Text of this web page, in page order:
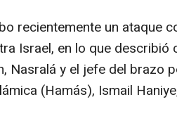
recientemente un ataque
Israel, en lo que
Nasralá y el jefe del brazo
(Hamás), Ismail